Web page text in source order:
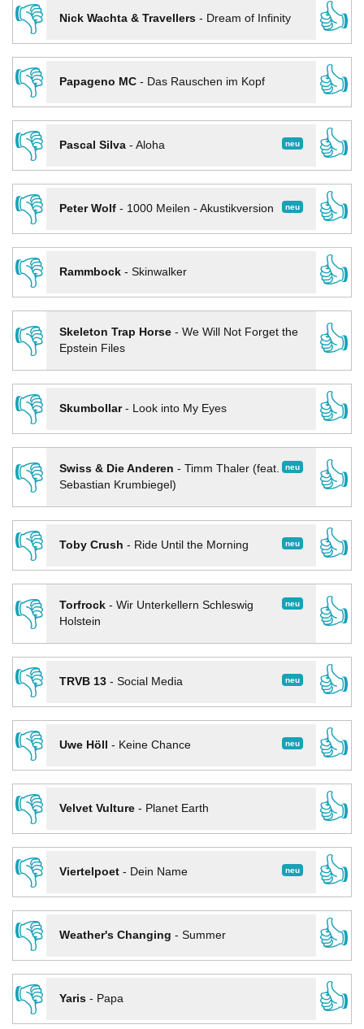
👎
Nick Wachta & Travellers- Dream of Infinity
👍
👎
Papageno MC- Das Rauschen im Kopf
👍
👎
neu
Pascal Silva- Aloha
👍
👎
neu
Peter Wolf- 1000 Meilen - Akustikversion
👍
👎
Rammbock- Skinwalker
👍
👎
Skeleton Trap Horse- We Will Not Forget the
Epstein Files
👍
👎
Skumbollar- Look into My Eyes
👍
👎
neu
Swiss & Die Anderen - Timm Thaler (feat.
Sebastian Krumbiegel)
👍
👎
neu
Toby Crush - Ride Until the Morning
👍
👎
neu
Torfrock- Wir Unterkellern Schleswig
Holstein
👍
👎
neu
TRVB 13- Social Media
👍
👎
neu
Uwe Höll - Keine Chance
👍
👎
Velvet Vulture- Planet Earth
👍
👎
neu
Viertelpoet- Dein Name
👍
👎
Weather's Changing - Summer
👍
👎
Yaris- Papa 👍